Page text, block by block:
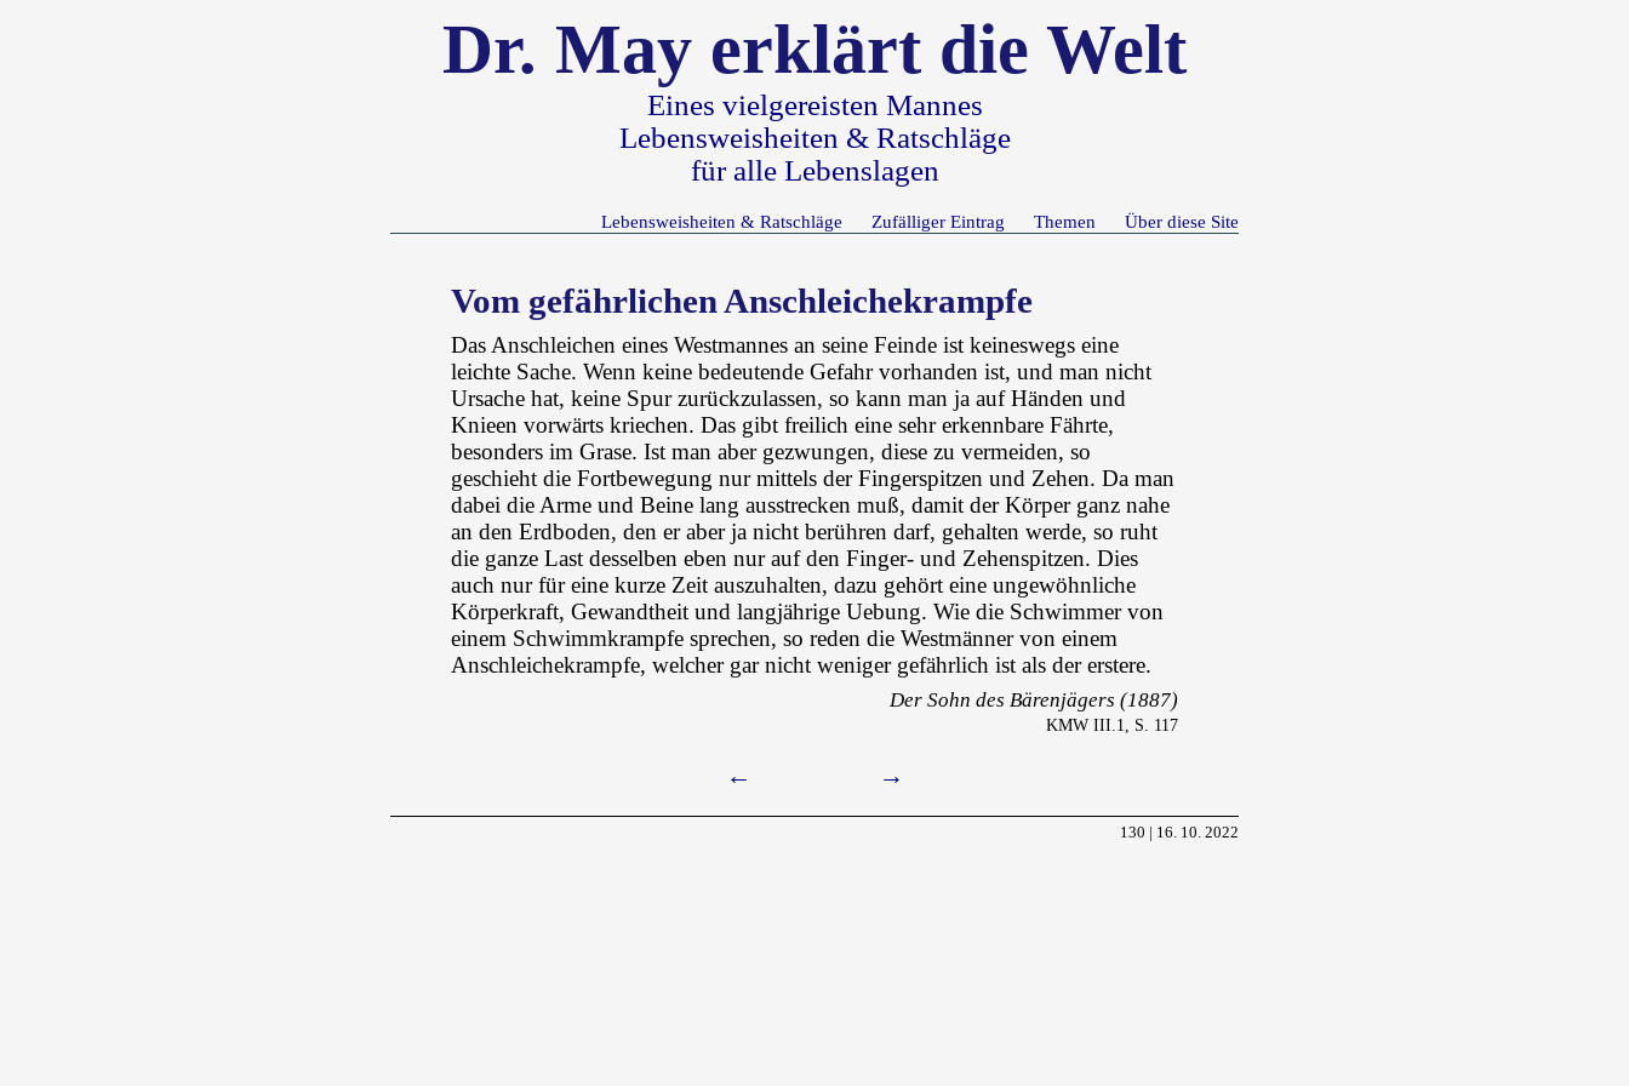
Dr. May erklärt die Welt
Eines vielgereisten Mannes
Lebensweisheiten & Ratschläge
für alle Lebenslagen
Lebensweisheiten & Ratschläge Zufälliger Eintrag Themen Über diese Site
Vom gefährlichen Anschleichekrampfe
Das Anschleichen eines Westmannes an seine Feinde ist keineswegs eine
leichte Sache. Wenn keine bedeutende Gefahr vorhanden ist, und man nicht
Ursache hat, keine Spur zurückzulassen, so kann man ja auf Händen und
Knieen vorwärts kriechen. Das gibt freilich eine sehr erkennbare Fährte,
besonders im Grase. Ist man aber gezwungen, diese zu vermeiden, so
geschieht die Fortbewegung nur mittels der Fingerspitzen und Zehen. Da man
dabei die Arme und Beine lang ausstrecken muß, damit der Körper ganz nahe
an den Erdboden, den er aber ja nicht berühren darf, gehalten werde, so ruht
die ganze Last desselben eben nur auf den Finger- und Zehenspitzen. Dies
auch nur für eine kurze Zeit auszuhalten, dazu gehört eine ungewöhnliche
Körperkraft, Gewandtheit und langjährige Uebung. Wie die Schwimmer von
einem Schwimmkrampfe sprechen, so reden die Westmänner von einem
Anschleichekrampfe, welcher gar nicht weniger gefährlich ist als der erstere.
Der Sohn des Bärenjägers (1887)
KMW III.1, S. 117
← →
130 | 16. 10. 2022